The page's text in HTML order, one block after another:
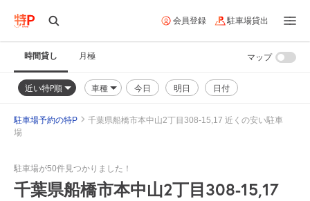
会員登録 駐車場貸出
時間貸し 月極
近い特P順 車種 今日 明日 日付
マップ
駐車場予約の特P
千葉県船橋市本中山2丁目308-15,17 近くの安い駐車
場
駐車場が50件見つかりました！
千葉県船橋市本中山2丁目308-15,17